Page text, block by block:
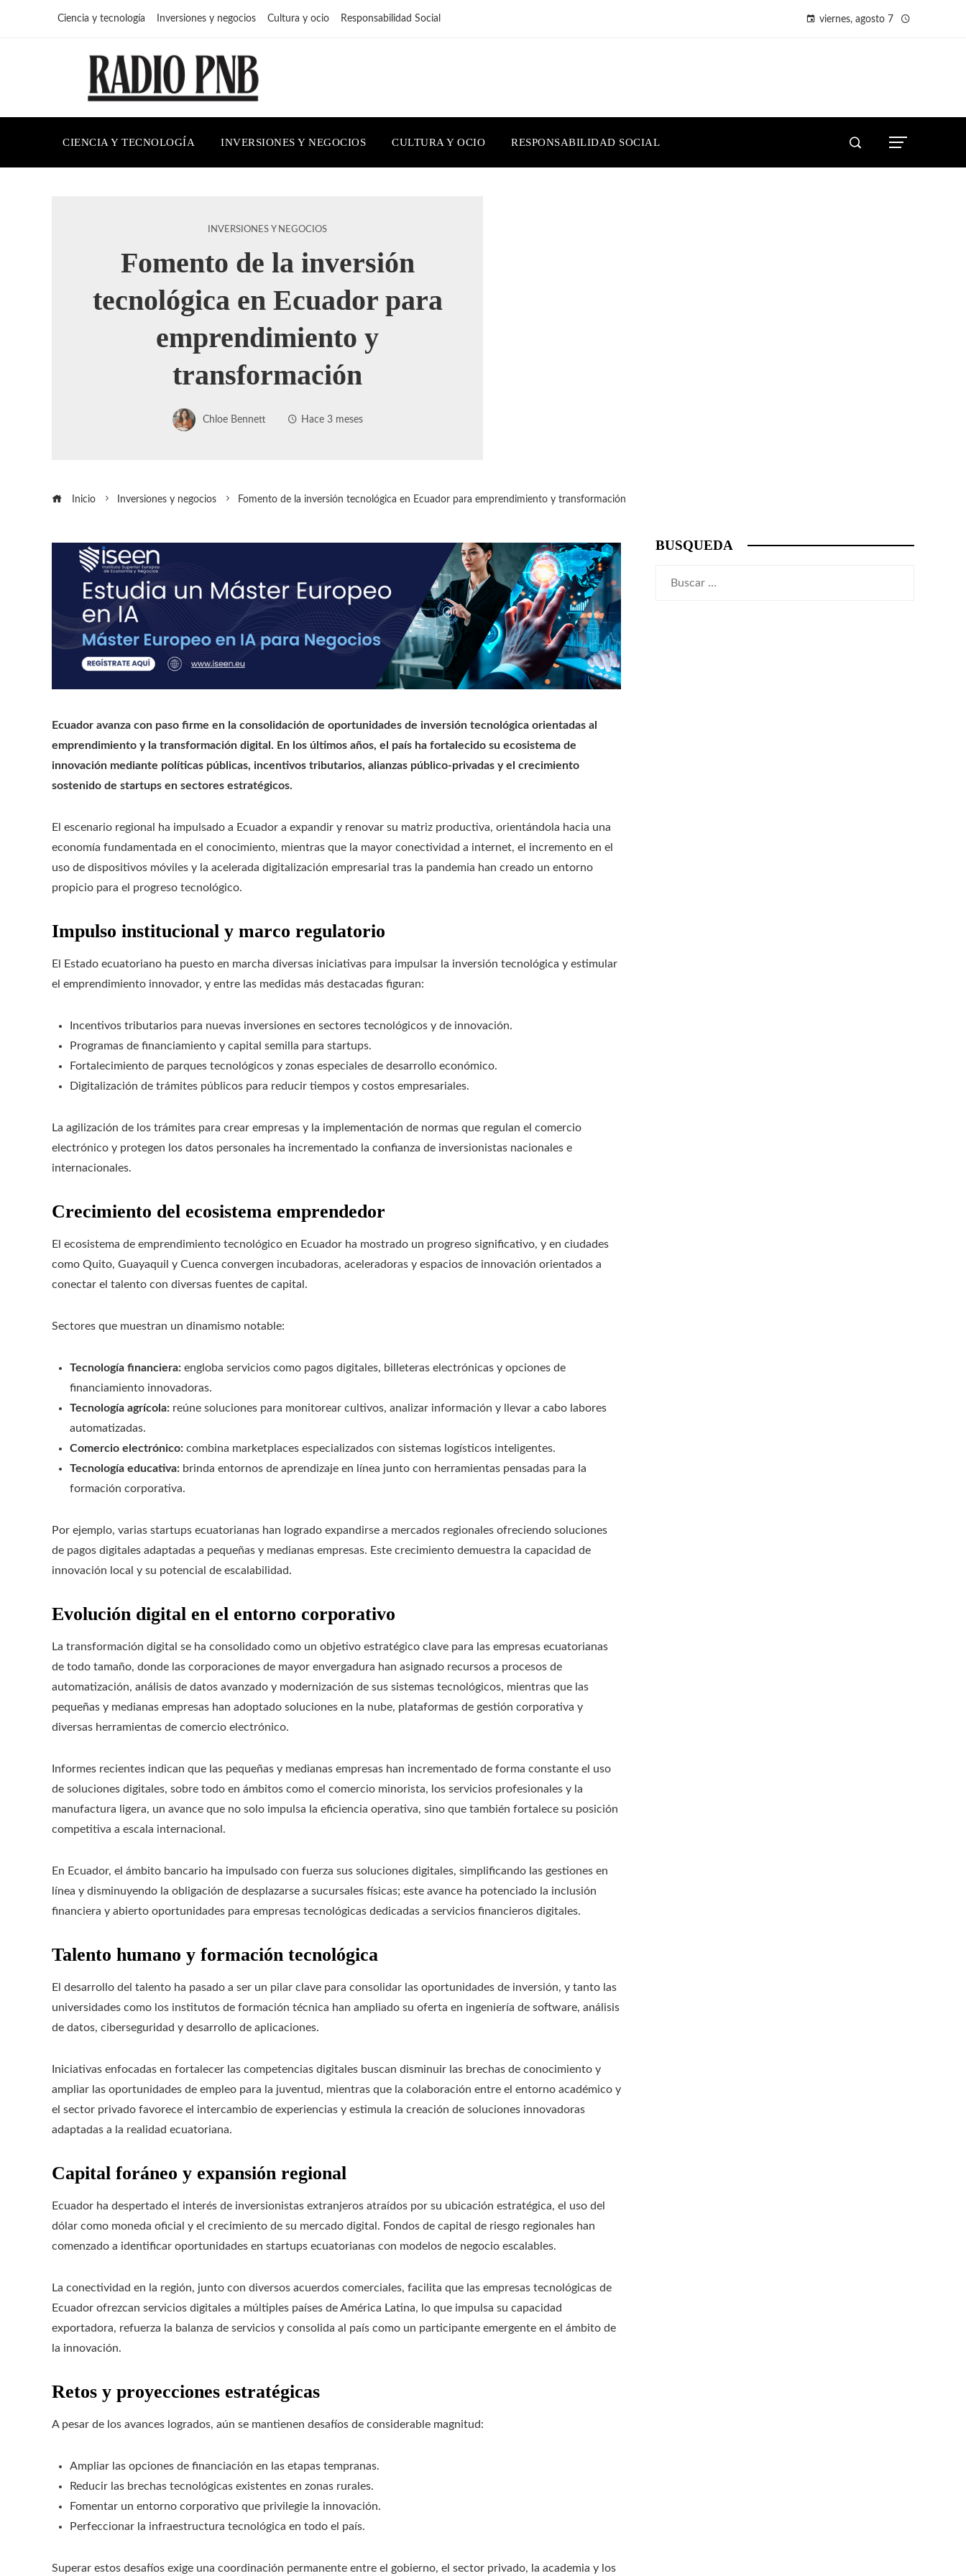
Ciencia y tecnología Inversiones y negocios Cultura y ocio Responsabilidad Social viernes, agosto 7
CIENCIA Y TECNOLOGÍA INVERSIONES Y NEGOCIOS CULTURA Y OCIO RESPONSABILIDAD SOCIAL
INVERSIONES Y NEGOCIOS
Fomento de la inversión
tecnológica en Ecuador para
emprendimiento y
transformación
Chloe Bennett Hace 3 meses
Inicio Inversiones y negocios Fomento de la inversión tecnológica en Ecuador para emprendimiento y transformación
Ecuador avanza con paso firme en la consolidación de oportunidades de inversión tecnológica orientadas al
emprendimiento y la transformación digital. En los últimos años, el país ha fortalecido su ecosistema de
innovación mediante políticas públicas, incentivos tributarios, alianzas público-privadas y el crecimiento
sostenido de startups en sectores estratégicos.
El escenario regional ha impulsado a Ecuador a expandir y renovar su matriz productiva, orientándola hacia una
economía fundamentada en el conocimiento, mientras que la mayor conectividad a internet, el incremento en el
uso de dispositivos móviles y la acelerada digitalización empresarial tras la pandemia han creado un entorno
propicio para el progreso tecnológico.
Impulso institucional y marco regulatorio
El Estado ecuatoriano ha puesto en marcha diversas iniciativas para impulsar la inversión tecnológica y estimular
el emprendimiento innovador, y entre las medidas más destacadas figuran:
Incentivos tributarios para nuevas inversiones en sectores tecnológicos y de innovación.
Programas de financiamiento y capital semilla para startups.
Fortalecimiento de parques tecnológicos y zonas especiales de desarrollo económico.
Digitalización de trámites públicos para reducir tiempos y costos empresariales.
La agilización de los trámites para crear empresas y la implementación de normas que regulan el comercio
electrónico y protegen los datos personales ha incrementado la confianza de inversionistas nacionales e
internacionales.
Crecimiento del ecosistema emprendedor
El ecosistema de emprendimiento tecnológico en Ecuador ha mostrado un progreso significativo, y en ciudades
como Quito, Guayaquil y Cuenca convergen incubadoras, aceleradoras y espacios de innovación orientados a
conectar el talento con diversas fuentes de capital.
Sectores que muestran un dinamismo notable:
Tecnología financiera: engloba servicios como pagos digitales, billeteras electrónicas y opciones de
financiamiento innovadoras.
Tecnología agrícola: reúne soluciones para monitorear cultivos, analizar información y llevar a cabo labores
automatizadas.
Comercio electrónico: combina marketplaces especializados con sistemas logísticos inteligentes.
Tecnología educativa: brinda entornos de aprendizaje en línea junto con herramientas pensadas para la
formación corporativa.
Por ejemplo, varias startups ecuatorianas han logrado expandirse a mercados regionales ofreciendo soluciones
de pagos digitales adaptadas a pequeñas y medianas empresas. Este crecimiento demuestra la capacidad de
innovación local y su potencial de escalabilidad.
Evolución digital en el entorno corporativo
La transformación digital se ha consolidado como un objetivo estratégico clave para las empresas ecuatorianas
de todo tamaño, donde las corporaciones de mayor envergadura han asignado recursos a procesos de
automatización, análisis de datos avanzado y modernización de sus sistemas tecnológicos, mientras que las
pequeñas y medianas empresas han adoptado soluciones en la nube, plataformas de gestión corporativa y
diversas herramientas de comercio electrónico.
Informes recientes indican que las pequeñas y medianas empresas han incrementado de forma constante el uso
de soluciones digitales, sobre todo en ámbitos como el comercio minorista, los servicios profesionales y la
manufactura ligera, un avance que no solo impulsa la eficiencia operativa, sino que también fortalece su posición
competitiva a escala internacional.
En Ecuador, el ámbito bancario ha impulsado con fuerza sus soluciones digitales, simplificando las gestiones en
línea y disminuyendo la obligación de desplazarse a sucursales físicas; este avance ha potenciado la inclusión
financiera y abierto oportunidades para empresas tecnológicas dedicadas a servicios financieros digitales.
Talento humano y formación tecnológica
El desarrollo del talento ha pasado a ser un pilar clave para consolidar las oportunidades de inversión, y tanto las
universidades como los institutos de formación técnica han ampliado su oferta en ingeniería de software, análisis
de datos, ciberseguridad y desarrollo de aplicaciones.
Iniciativas enfocadas en fortalecer las competencias digitales buscan disminuir las brechas de conocimiento y
ampliar las oportunidades de empleo para la juventud, mientras que la colaboración entre el entorno académico y
el sector privado favorece el intercambio de experiencias y estimula la creación de soluciones innovadoras
adaptadas a la realidad ecuatoriana.
Capital foráneo y expansión regional
Ecuador ha despertado el interés de inversionistas extranjeros atraídos por su ubicación estratégica, el uso del
dólar como moneda oficial y el crecimiento de su mercado digital. Fondos de capital de riesgo regionales han
comenzado a identificar oportunidades en startups ecuatorianas con modelos de negocio escalables.
La conectividad en la región, junto con diversos acuerdos comerciales, facilita que las empresas tecnológicas de
Ecuador ofrezcan servicios digitales a múltiples países de América Latina, lo que impulsa su capacidad
exportadora, refuerza la balanza de servicios y consolida al país como un participante emergente en el ámbito de
la innovación.
Retos y proyecciones estratégicas
A pesar de los avances logrados, aún se mantienen desafíos de considerable magnitud:
Ampliar las opciones de financiación en las etapas tempranas.
Reducir las brechas tecnológicas existentes en zonas rurales.
Fomentar un entorno corporativo que privilegie la innovación.
Perfeccionar la infraestructura tecnológica en todo el país.
Superar estos desafíos exige una coordinación permanente entre el gobierno, el sector privado, la academia y los
BUSQUEDA